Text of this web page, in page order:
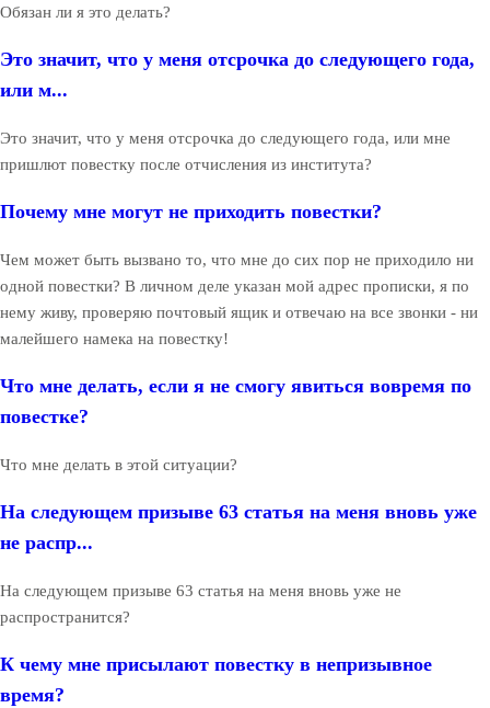
Обязан ли я это делать?
Это значит, что у меня отсрочка до следующего года,
или м...
Это значит, что у меня отсрочка до следующего года, или мне
пришлют повестку после отчисления из института?
Почему мне могут не приходить повестки?
Чем может быть вызвано то, что мне до сих пор не приходило ни
одной повестки? В личном деле указан мой адрес прописки, я по
нему живу, проверяю почтовый ящик и отвечаю на все звонки - ни
малейшего намека на повестку!
Что мне делать, если я не смогу явиться вовремя по
повестке?
Что мне делать в этой ситуации?
На следующем призыве 63 статья на меня вновь уже
не распр...
На следующем призыве 63 статья на меня вновь уже не
распространится?
К чему мне присылают повестку в непризывное
время?